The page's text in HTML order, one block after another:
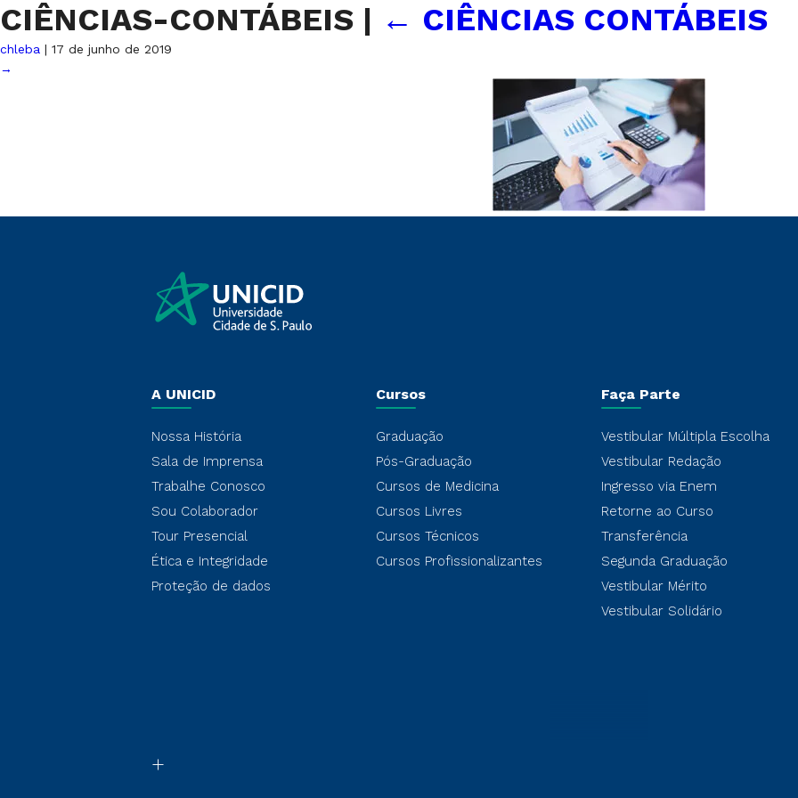
CIÊNCIAS-CONTÁBEIS | ← CIÊNCIAS CONTÁBEIS
chleba | 17 de junho de 2019
→
A UNICID
Nossa História
Sala de Imprensa
Trabalhe Conosco
Sou Colaborador
Tour Presencial
Ética e Integridade
Proteção de dados
Cursos
Graduação
Pós-Graduação
Cursos de Medicina
Cursos Livres
Cursos Técnicos
Cursos Profissionalizantes
Faça Parte
Vestibular Múltipla Escolha
Vestibular Redação
Ingresso via Enem
Retorne ao Curso
Transferência
Segunda Graduação
Vestibular Mérito
Vestibular Solidário